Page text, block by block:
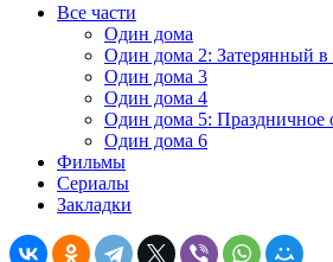
Все части
Один дома
Один дома 2: Затерянный
Один дома 3
Один дома 4
Один дома 5: Праздничное
Один дома 6
Фильмы
Сериалы
Закладки